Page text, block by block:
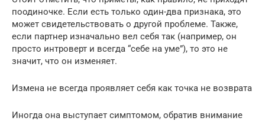
поодиночке. Если есть только один-два признака, это
может свидетельствовать о другой проблеме. Также,
если партнер изначально вел себя так (например, он
просто интроверт и всегда “себе на уме”), то это не
значит, что он изменяет.
Измена не всегда проявляет себя как точка не возврата
Иногда она выступает симптомом, обратив внимание